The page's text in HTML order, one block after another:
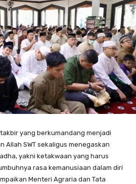
yang berkumandang menjadi
Allah SWT sekaligus menegaskan
yakni ketakwaan yang harus
rasa kemanusiaan dalam diri
Menteri Agraria dan Tata